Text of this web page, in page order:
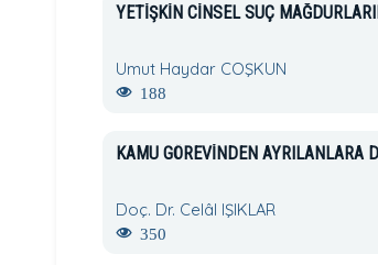
YETİŞKİN CİNSEL SUÇ
Umut Haydar COŞKUN
188
KAMU GÖREVİNDEN AYRILANLARA
Doç. Dr. Celâl IŞIKLAR
350